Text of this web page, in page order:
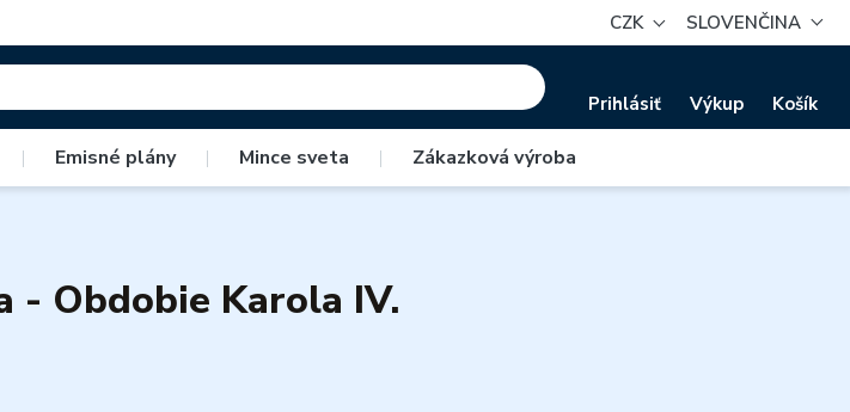
CZK SLOVENČINA
Prihlásiť Výkup Košík
| Emisné plány | Mince sveta | Zákazková výroba
- Obdobie Karola IV.